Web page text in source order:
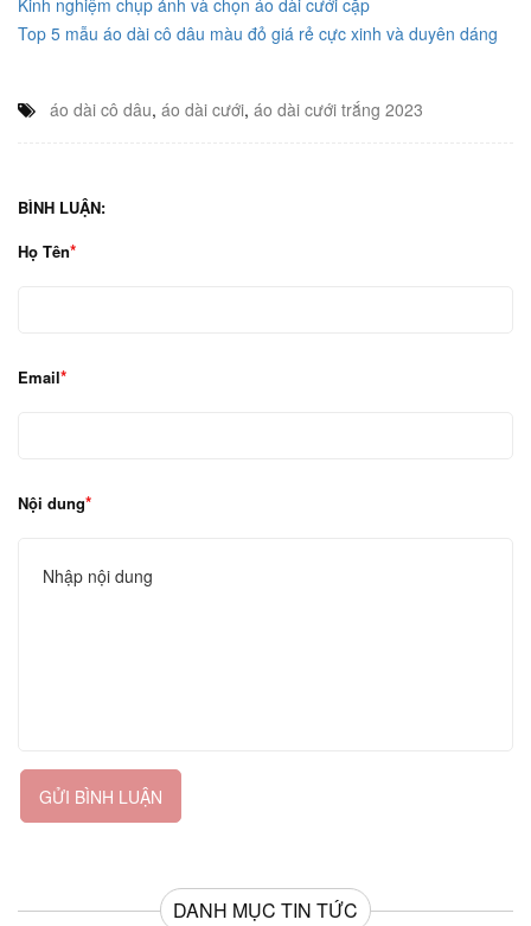
Kinh nghiệm chụp ảnh và chọn áo dài cưới cặp
Top 5 mẫu áo dài cô dâu màu đỏ giá rẻ cực xinh và duyên dáng
áo dài cô dâu, áo dài cưới, áo dài cưới trắng 2023
BÌNH LUẬN:
Họ Tên
Email
Nội dung
GỬI BÌNH LUẬN
DANH MỤC TIN TỨC